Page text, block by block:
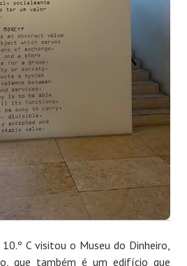
C visitou o Museu do Dinheiro,
que também é um edifício que